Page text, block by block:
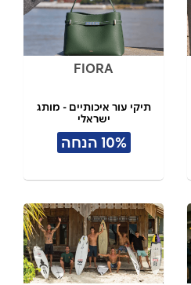
FIORA
תיקי עור איכותיים - מותג
ישראלי
10% הנחה